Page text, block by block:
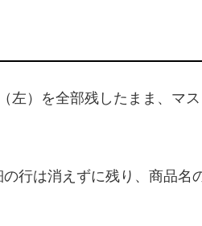
左）を全部残したまま、マ
行は消えずに残り、商品